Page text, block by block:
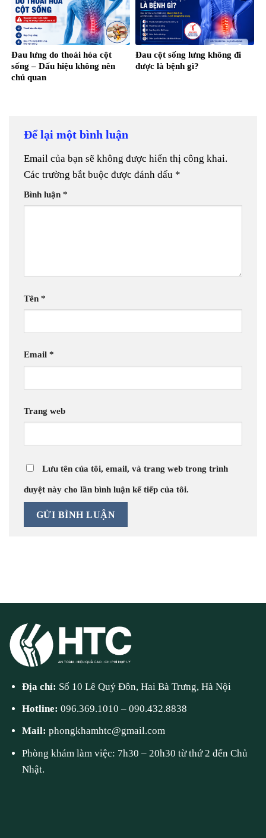
Đau lưng do thoái hóa cột
sống – Dấu hiệu không nên
chủ quan
Đau cột sống lưng không đi
được là bệnh gì?
Để lại một bình luận
Email của bạn sẽ không được hiển thị công khai.
Các trường bắt buộc được đánh dấu *
Bình luận *
Tên *
Email *
Trang web
Lưu tên của tôi, email, và trang web trong trình
duyệt này cho lần bình luận kế tiếp của tôi.
Địa chỉ: Số 10 Lê Quý Đôn, Hai Bà Trưng, Hà Nội
Hotline:096.369.1010 –090.432.8838
Mail:phongkhamhtc@gmail.com
Phòng khám làm việc: 7h30 – 20h30 từ thứ 2 đến Chủ
Nhật.